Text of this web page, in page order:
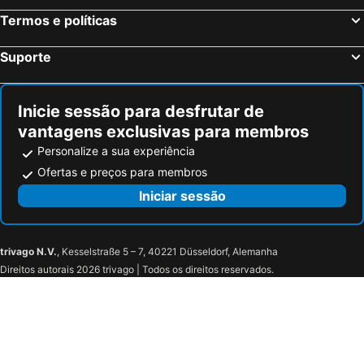
Marquês de Pombal
Estádio do Restelo
Fonte da Telha
Praia Tróia Mar
Parque Natural da Arrabida
Campo Grande
Baía de Porto Covo Beach
Lagoa de Albufeira
do Ouro Sesimbra
Tróia Beach
Alcântara
Oceanário de Lisboa
Valdepasillas
Huerta Rosales
Estación de autobuses
Parque de Castelar
Gran Casino de Extremadura
Centro Comercial Conquistadores
Pardaleras
Lusiberia
Termos e políticas
Suporte
Inicie sessão para desfrutar de
vantagens exclusivas para membros
Personalize a sua experiência
Ofertas e preços para membros
Iniciar sessão
trivago N.V., Kesselstraße 5 – 7, 40221 Düsseldorf, Alemanha
Direitos autorais 2026 trivago | Todos os direitos reservados.